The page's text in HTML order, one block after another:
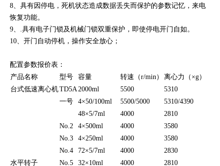
8、具有因停电，死机状态造成数据丢失而保护的参数记忆，来电
恢复功能。
9、.具有电子门锁及机械门锁双重保护，即使停电开门自如。
10、开门自动停机，操作安全放心；
配置参数报价表：
产品名称
型号 容量 转速（r/min）
离心力（×g）
台式低速离心机TD5A 2000ml 5500 5310
水平转子
一号 4×50/100ml 5500/5000
5310/4390
48×5/7ml
4000
2810
No.2
4×500ml 4000
3580
No.3
4×250ml 4000
3580
No.4
72×5/7ml 4000
2830
No.5
32×10ml 4000
2810